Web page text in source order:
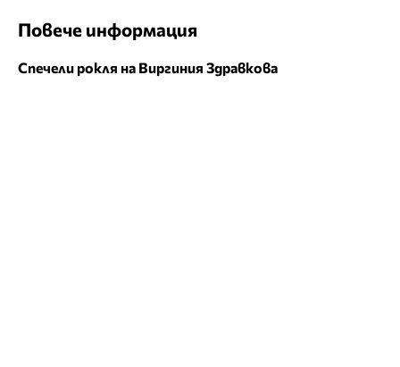
Повече информация
Спечели рокля на Виргиния Здравкова